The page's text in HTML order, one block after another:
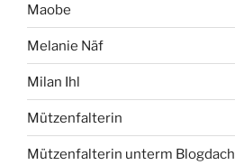
Maobe
Melanie Näf
Milan Ihl
Mützenfalterin
Mützenfalterin unterm Blogdach